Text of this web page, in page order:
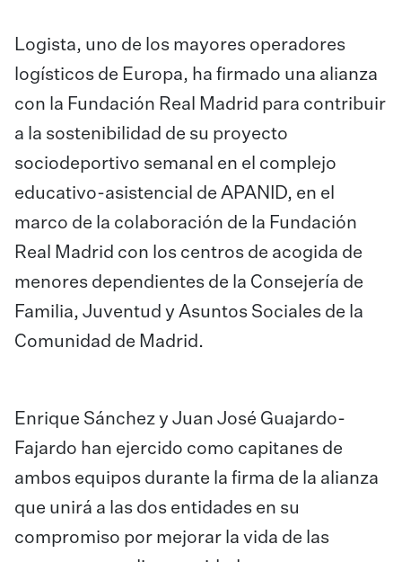
Logista, uno de los mayores operadores
logísticos de Europa, ha firmado una alianza
con la Fundación Real Madrid para contribuir
a la sostenibilidad de su proyecto
sociodeportivo semanal en el complejo
educativo-asistencial de APANID, en el
marco de la colaboración de la Fundación
Real Madrid con los centros de acogida de
menores dependientes de la Consejería de
Familia, Juventud y Asuntos Sociales de la
Comunidad de Madrid.
Enrique Sánchez y Juan José Guajardo-
Fajardo han ejercido como capitanes de
ambos equipos durante la firma de la alianza
que unirá a las dos entidades en su
compromiso por mejorar la vida de las